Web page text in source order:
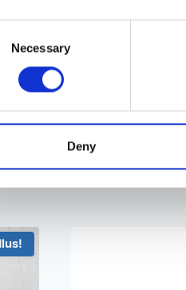
Necessary
Deny
et laps saaks
cm x 173 cm x 135 cm